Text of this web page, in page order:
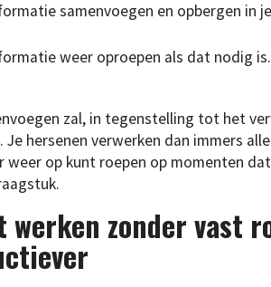
samenvoegen en opbergen in
weer oproepen als dat nodig is.
zal, in tegenstelling tot het
Je hersenen verwerken dan immers
weer op kunt roepen op momenten
werken zonder vast